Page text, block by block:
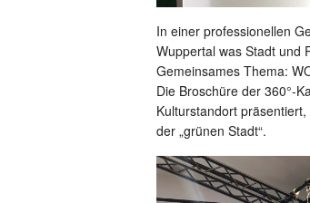
In einer professionellen
Wuppertal was Stadt und
Gemeinsames Thema:
Die Broschüre der 360°-
Kulturstandort
der „grünen Stadt“.